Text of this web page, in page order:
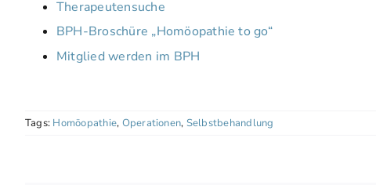
Therapeutensuche
BPH-Broschüre „Homöopathie to go“
Mitglied werden im BPH
Tags: Homöopathie, Operationen, Selbstbehandlung